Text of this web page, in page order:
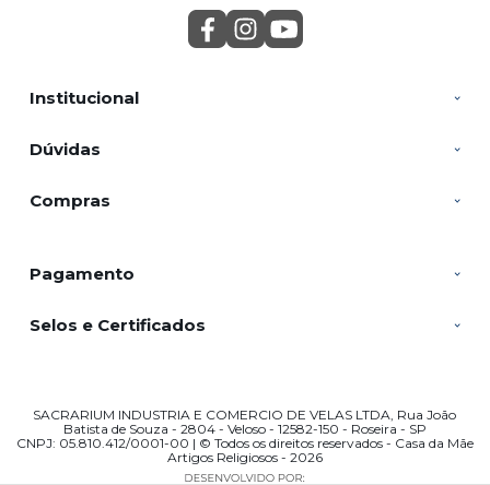
Institucional
Dúvidas
Compras
Pagamento
Selos e Certificados
SACRARIUM INDUSTRIA E COMERCIO DE VELAS LTDA, Rua João
Batista de Souza - 2804 - Veloso - 12582-150 - Roseira - SP
CNPJ: 05.810.412/0001-00 | © Todos os direitos reservados - Casa da Mãe
Artigos Religiosos - 2026